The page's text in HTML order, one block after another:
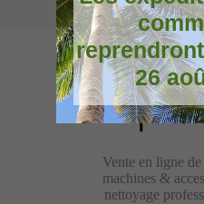
Vente en ligne
machines &
nettoyage
26